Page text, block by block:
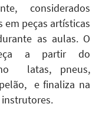
considerados
em peças artísticas
as aulas. O
a partir do
latas, pneus,
e finaliza na
instrutores.